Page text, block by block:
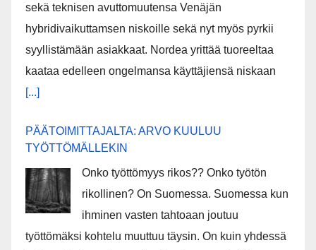
sekä teknisen avuttomuutensa Venäjän
hybridivaikuttamsen niskoille sekä nyt myös pyrkii
syyllistämään asiakkaat. Nordea yrittää tuoreeltaa
kaataa edelleen ongelmansa käyttäjiensä niskaan
[...]
PÄÄTOIMITTAJALTA: ARVO KUULUU
TYÖTTÖMÄLLEKIN
Onko työttömyys rikos?? Onko työtön
rikollinen? On Suomessa. Suomessa kun
ihminen vasten tahtoaan joutuu
työttömäksi kohtelu muuttuu täysin. On kuin yhdessä